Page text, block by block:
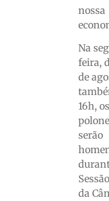
nossa
Na
feira,
de
16h, os
serão
da